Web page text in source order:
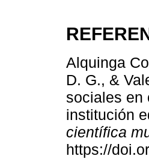
Alquinga
D. G., &
sociales en
institución
científica
https://